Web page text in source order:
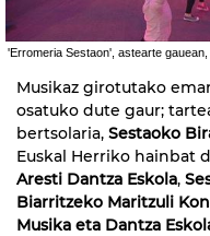
'Erromeria Sestaon', astearte
Musikaz girotutako
osatuko dute gaur;
bertsolaria, Sestaoko
Euskal Herriko hainbat
Aresti Dantza Eskola,
Biarritzeko Maritzuli
Musika eta Dantza